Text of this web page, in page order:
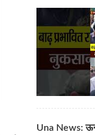
Una News: